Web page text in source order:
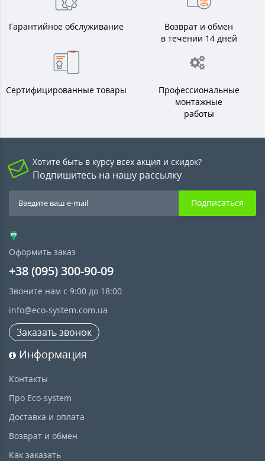
Гарантийное обслуживание
Возврат и обмен
в течении 14 дней
Сертифицированные товары
Профессиональные
монтажные
работы
Хотите быть в курсу всех акция и скидок?
Подпишитесь на нашу рассылку
Подписаться
Оформить заказ
+38 (095) 300-90-09
Звоните нам с 9:00 до 18:00
info@eco-system.com.ua
Заказать звонок
Информация
Контакты
Про Eco-system
Доставка и оплата
Возврат и обмен
Как заказать